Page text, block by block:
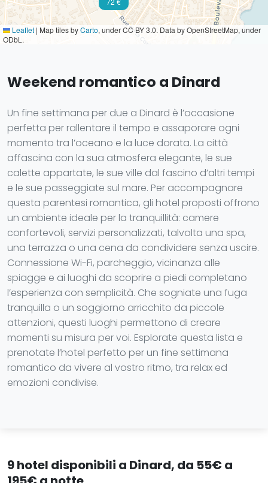
Leaflet | Map tiles byCarto, under CC BY 3.0. Data by OpenStreetMap, under
ODbL.
Weekend romantico a Dinard
Un fine settimana per due a Dinard è l’occasione
perfetta per rallentare il tempo e assaporare ogni
momento tra l’oceano e la luce dorata. La città
affascina con la sua atmosfera elegante, le sue
calette appartate, le sue ville dal fascino d’altri tempi
e le sue passeggiate sul mare. Per accompagnare
questa parentesi romantica, gli hotel proposti offrono
un ambiente ideale per la tranquillità: camere
confortevoli, servizi personalizzati, talvolta una spa,
una terrazza o una cena da condividere senza uscire.
Connessione Wi-Fi, parcheggio, vicinanza alle
spiagge e ai luoghi da scoprire a piedi completano
l’esperienza con semplicità. Che sogniate una fuga
tranquilla o un soggiorno arricchito da piccole
attenzioni, questi luoghi permettono di creare
momenti su misura per voi. Esplorate questa lista e
prenotate l’hotel perfetto per un fine settimana
romantico da vivere al vostro ritmo, tra relax ed
emozioni condivise.
9 hotel disponibili a Dinard, da 55€ a